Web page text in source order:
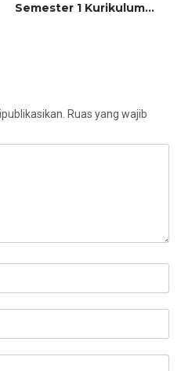
Semester 1 Kurikulum
Ruas yang wajib